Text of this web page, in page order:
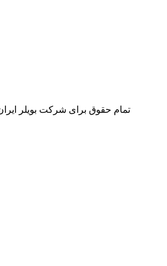
تمام حقوق برای شرکت بویلر